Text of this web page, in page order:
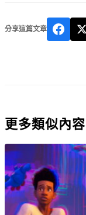
分享這篇文章
更多類似內容